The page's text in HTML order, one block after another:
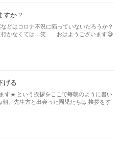
すか？
どはコロナ不況に陥っていないだろうか？
行かなくては…笑 おはようございます😋
げる
☀️ という挨拶をここで毎朝のように書い
朝、先生方と出会った園児たちは 挨拶をす